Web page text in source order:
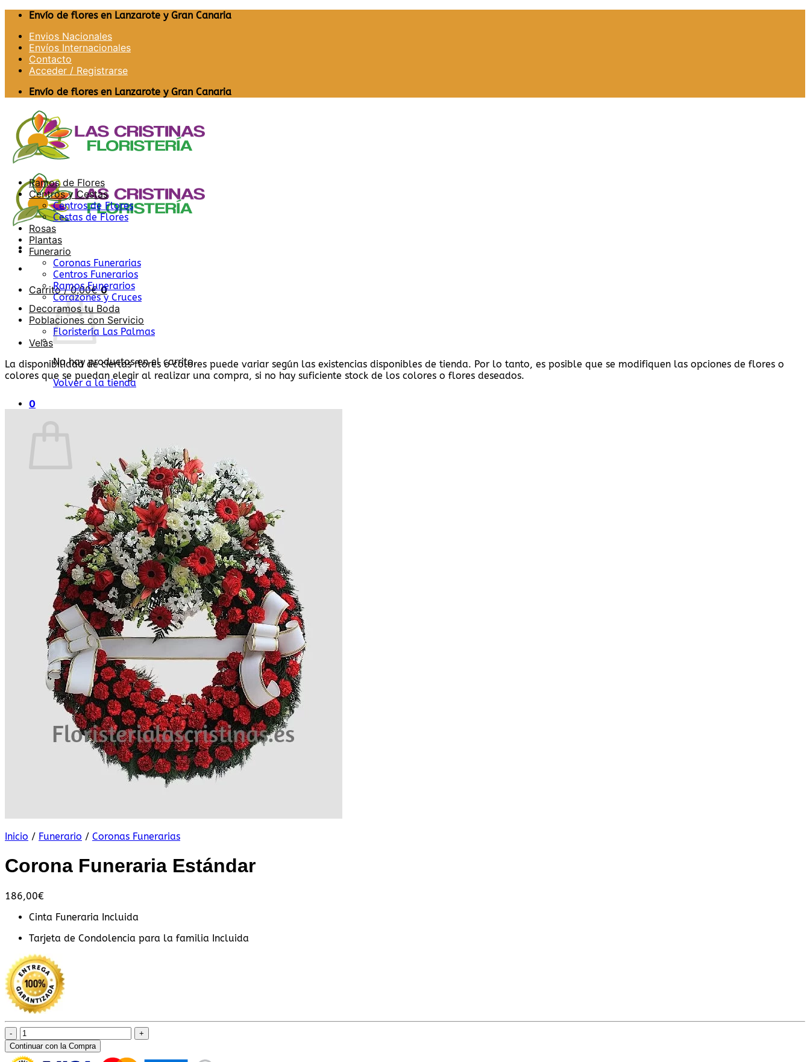
Saltar
contenido
Envío de flores en Lanzarote y Gran Canaria
Envios Nacionales
Envíos Internacionales
Contacto
Acceder / Registrarse
Envío de flores en Lanzarote y Gran Canaria
Carrito /0,00€ 0
No hay productos en el carrito.
Volver a la tienda
0
No hay productos en el carrito.
Volver a la tienda
Ramos de Flores
Centros y Cestas
Centros de Flores
Cestas de Flores
Rosas
Plantas
Funerario
Coronas Funerarias
Centros Funerarios
Ramos Funerarios
Corazones y Cruces
Decoramos tu Boda
Poblaciones con Servicio
Floristería Las Palmas
Velas
La disponibilidad de ciertas flores o colores puede variar según las existencias disponibles de tienda. Por lo tanto, es posible que se modifiquen las opciones de flores o
colores que se puedan elegir al realizar una compra, si no hay suficiente stock de los colores o flores deseados.
Inicio / Funerario / Coronas Funerarias
Corona Funeraria Estándar
186,00€
Cinta Funeraria Incluida
Tarjeta de Condolencia para la familia Incluida
Corona
Funeraria
Estándar
Continuar con la Compra